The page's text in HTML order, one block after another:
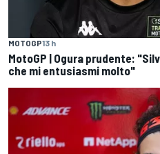
MOTOGP13 h
MotoGP | Ogura prudente:
che mi entusiasmi molto"